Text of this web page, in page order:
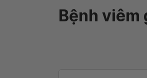
Bệnh viêm